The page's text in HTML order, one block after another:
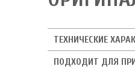
ТЕХНИЧЕСКИЕ
ПОДХОДИТ ДЛЯ